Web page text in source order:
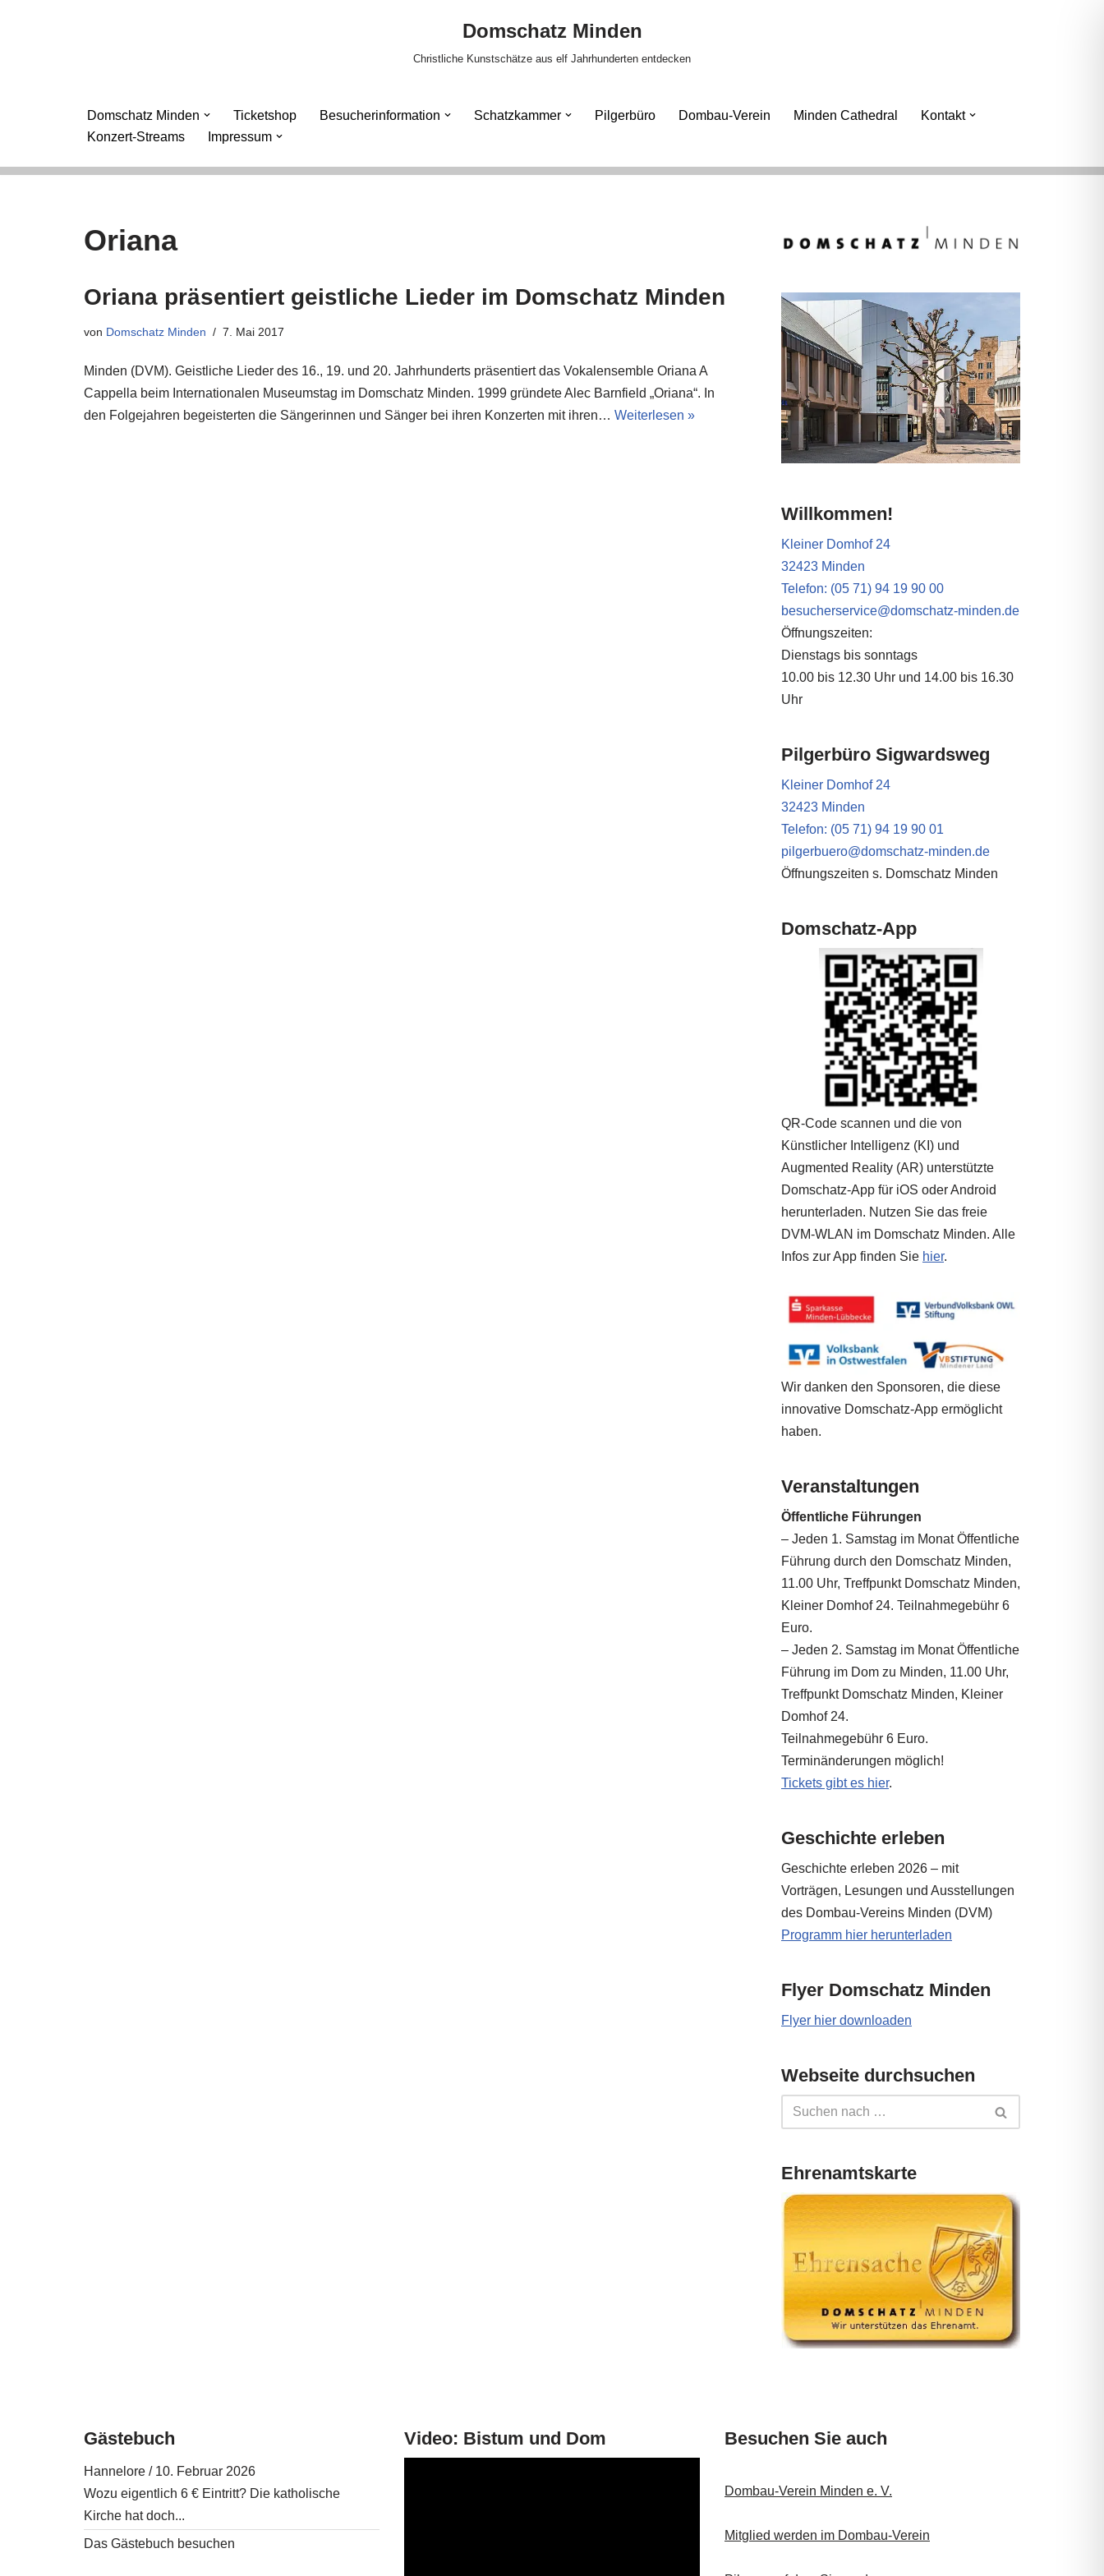
Domschatz Minden
Christliche Kunstschätze aus elf Jahrhunderten entdecken
Domschatz Minden Ticketshop Besucherinformation Schatzkammer Pilgerbüro Dombau-Verein Minden Cathedral
Kontakt
Konzert-Streams
Impressum
Oriana
Oriana präsentiert geistliche Lieder im Domschatz Minden
von Domschatz Minden 7. Mai 2017
Minden (DVM). Geistliche Lieder des 16., 19. und 20. Jahrhunderts präsentiert das Vokalensemble Oriana A
Cappella beim Internationalen Museumstag im Domschatz Minden. 1999 gründete Alec Barnfield „Oriana“. In
den Folgejahren begeisterten die Sängerinnen und Sänger bei ihren Konzerten mit ihren… Weiterlesen »
Willkommen!
Kleiner Domhof 24
32423 Minden
Telefon: (05 71) 94 19 90 00
besucherservice@domschatz-minden.de
Öffnungszeiten:
Dienstags bis sonntags
10.00 bis 12.30 Uhr und 14.00 bis 16.30
Uhr
Pilgerbüro Sigwardsweg
Kleiner Domhof 24
32423 Minden
Telefon: (05 71) 94 19 90 01
pilgerbuero@domschatz-minden.de
Öffnungszeiten s. Domschatz Minden
Domschatz-App
QR-Code scannen und die von
Künstlicher Intelligenz (KI) und
Augmented Reality (AR) unterstützte
Domschatz-App für iOS oder Android
herunterladen. Nutzen Sie das freie
DVM-WLAN im Domschatz Minden. Alle
Infos zur App finden Sie hier.
Wir danken den Sponsoren, die diese
innovative Domschatz-App ermöglicht
haben.
Veranstaltungen
Öffentliche Führungen
– Jeden 1. Samstag im Monat Öffentliche
Führung durch den Domschatz Minden,
11.00 Uhr, Treffpunkt Domschatz Minden,
Kleiner Domhof 24. Teilnahmegebühr 6
Euro.
– Jeden 2. Samstag im Monat Öffentliche
Führung im Dom zu Minden, 11.00 Uhr,
Treffpunkt Domschatz Minden, Kleiner
Domhof 24.
Teilnahmegebühr 6 Euro.
Terminänderungen möglich!
Tickets gibt es hier.
Geschichte erleben
Geschichte erleben 2026 – mit
Vorträgen, Lesungen und Ausstellungen
des Dombau-Vereins Minden (DVM)
Programm hier herunterladen
Flyer Domschatz Minden
Flyer hier downloaden
Webseite durchsuchen
Ehrenamtskarte
Gästebuch
Hannelore / 10. Februar 2026
Wozu eigentlich 6 € Eintritt? Die katholische
Kirche hat doch...
Das Gästebuch besuchen
Video: Bistum und Dom Besuchen Sie auch
Dombau-Verein Minden e. V.
Mitglied werden im Dombau-Verein